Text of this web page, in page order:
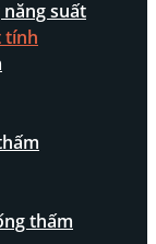
suất
tính
thấm